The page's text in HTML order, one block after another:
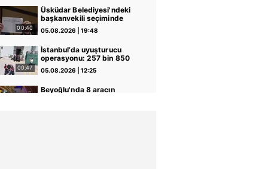
00:40
Üsküdar Belediyesi'ndeki
başkanvekili seçiminde
skandal! "G" harfini "6"
sayıp AK Parti'nin oyunu
05.08.2026 | 19:48
00:47
İstanbul’da uyuşturucu
operasyonu: 257 bin 850
adet uyuşturucu hap ele
geçirildi | Video
05.08.2026 | 12:25
Beyoğlu'nda 8 aracın